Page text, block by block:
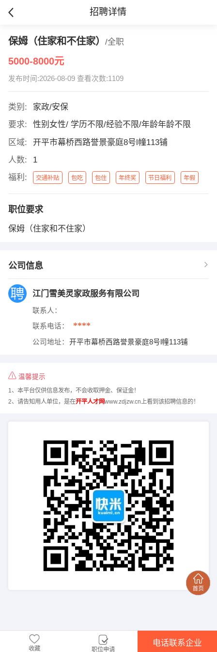
招聘详情
保姆（住家和不住家） /全职
5000-8000元
发布时间:2026-08-09 查看次数:1109
类别:
家政/安保
要求:
性别女性/ 学历不限/经验不限/年龄年龄不限
区域:
开平市幕桥西路誉景豪庭8号l幢113铺
人数:
1
福利:
交通补贴 包吃 包住 年终奖 节日福利 年假
职位要求
保姆（住家和不住家）
公司信息
江门雪美灵家政服务有限公司
联系人：
联系电话： ****
公司地址： 开平市幕桥西路誉景豪庭8号l幢113铺
温馨提示
1、本平台仅供信息发布，不会收取押金、保证金！
2、请告知用人单位，是在开平人才网www.zdjzw.cn上看到该招聘信息的！
收藏 职位申请
电话联系企业